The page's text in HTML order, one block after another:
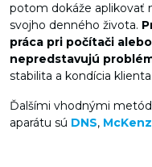
potom dokáže aplikovať
svojho denného života.
práca pri počítači
nepredstavujú
stabilita a kondícia klienta.
Ďalšími vhodnými
aparátu sú DNS,